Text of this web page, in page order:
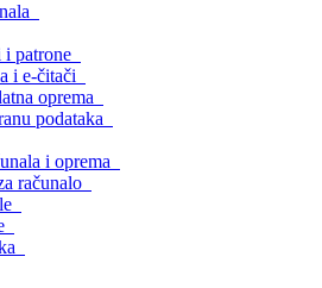
i patrone
i e-čitači
oprema
podataka
i oprema
računalo